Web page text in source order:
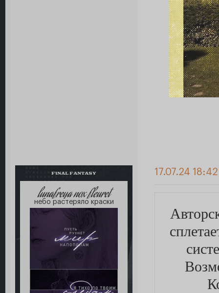
FINAL FANTASY
lunafreya nox fleuret
небо растеряло краски
17.07.24